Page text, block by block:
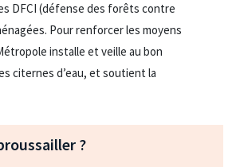
DFCI (défense des forêts contre
Pour renforcer les moyens
installe et veille au bon
citernes d’eau, et soutient la
?